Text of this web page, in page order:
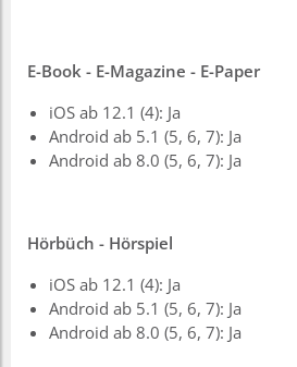
E-Book - E-Magazine - E-Paper
iOS ab 12.1 (4): Ja
Android ab 5.1 (5, 6, 7): Ja
Android ab 8.0 (5, 6, 7): Ja
Hörbüch - Hörspiel
iOS ab 12.1 (4): Ja
Android ab 5.1 (5, 6, 7): Ja
Android ab 8.0 (5, 6, 7): Ja